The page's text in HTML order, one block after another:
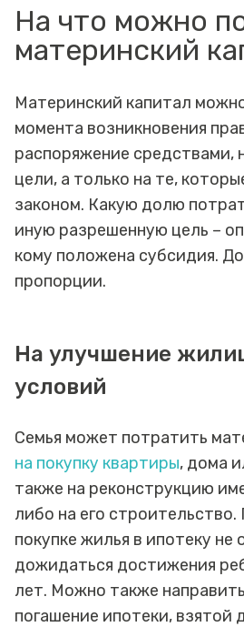
На что можно
материнский
Материнский капитал
момента возникновения
распоряжение средствами,
цели, а только на те,
законом. Какую долю
иную разрешенную цель –
кому положена субсидия.
пропорции.
На улучшение
условий
Семья может потратить
на покупку квартиры, дома
также на реконструкцию
либо на его
покупке жилья в ипотеку не
дожидаться достижения
лет. Можно также
погашение ипотеки, взятой